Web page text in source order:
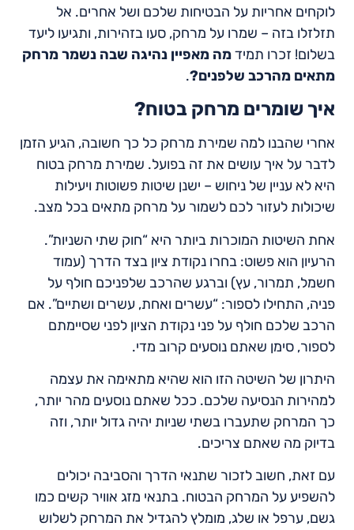
לוקחים אחריות על הבטיחות שלכם ושל אחרים. אל
תזלזלו בזה – שמרו על מרחק, סעו בזהירות, ותגיעו ליעד
בשלום! זכרו תמידמה מאפיין נהיגה שבה נשמר מרחק
מתאים מהרכב שלפנים?.
איך שומרים מרחק בטוח?
אחרי שהבנו למה שמירת מרחק כל כך חשובה, הגיע הזמן
לדבר על איך עושים את זה בפועל. שמירת מרחק בטוח
היא לא עניין של ניחוש – ישנן שיטות פשוטות ויעילות
שיכולות לעזור לכם לשמור על מרחק מתאים בכל מצב.
אחת השיטות המוכרות ביותר היא “חוק שתי השניות”.
הרעיון הוא פשוט: בחרו נקודת ציון בצד הדרך (עמוד
חשמל, תמרור, עץ) וברגע שהרכב שלפניכם חולף על
פניה, התחילו לספור: “עשרים ואחת, עשרים ושתיים”. אם
הרכב שלכם חולף על פני נקודת הציון לפני שסיימתם
לספור, סימן שאתם נוסעים קרוב מדי.
היתרון של השיטה הזו הוא שהיא מתאימה את עצמה
למהירות הנסיעה שלכם. ככל שאתם נוסעים מהר יותר,
כך המרחק שתעברו בשתי שניות יהיה גדול יותר, וזה
בדיוק מה שאתם צריכים.
עם זאת, חשוב לזכור שתנאי הדרך והסביבה יכולים
להשפיע על המרחק הבטוח. בתנאי מזג אוויר קשים כמו
גשם, ערפל או שלג, מומלץ להגדיל את המרחק לשלוש